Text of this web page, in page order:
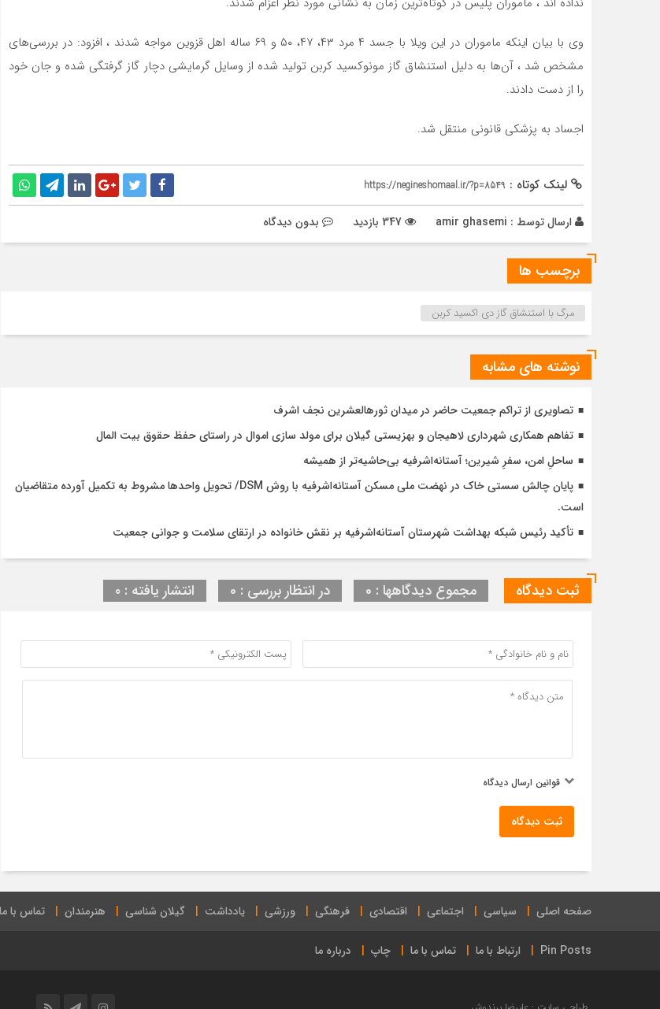
وی با بیان اینکه ماموران در این ویلا با جسد ۴ مرد ۴۳، ۴۷، ۵۰ و ۶۹ ساله اهل قزوین مواجه شدند ، افزود: در بررسی‌های
مشخص شد ، آن‌ها به دلیل استنشاق گاز مونوکسید کربن تولید شده از وسایل گرمایشی دچار گاز گرفتگی شده و جان خود
را از دست دادند.
اجساد به پزشکی قانونی منتقل شد.
لینک کوتاه : https://negineshomaal.ir/?p=8549
ارسال توسط : amir ghasemi بدون دیدگاه
برچسب ها
مرگ با استنشاق گاز دی اکسید کربن
نوشته های مشابه
تصاویری از تراکم جمعیت حاضر در میدان ثورهالعشرین نجف اشرف
تفاهم همکاری شهرداری لاهیجان و بهزیستی گیلان برای مولد سازی اموال در راستای حفظ حقوق بیت المال
ساحلِ امن، سفرِ شیرین؛ آستانه‌اشرفیه بی‌حاشیه‌تر از همیشه
پایان چالش سستی خاک در نهضت ملی مسکن آستانه‌اشرفیه با روش DSM/ تحویل واحدها مشروط به تکمیل آورده متقاضیان
است.
تأکید رئیس شبکه بهداشت شهرستان آستانه‌اشرفیه بر نقش خانواده در ارتقای سلامت و جوانی جمعیت
ثبت دیدگاه مجموع دیدگاهها : 0 در انتظار بررسی : 0 انتشار یافته : ۰
قوانین ارسال دیدگاه
ثبت دیدگاه
صفحه اصلی سیاسی اجتماعی اقتصادی فرهنگی ورزشی یادداشت گیلان شناسی هنرمندان تماس با ما
Pin Posts ارتباط با ما تماس با ما چاپ درباره ما